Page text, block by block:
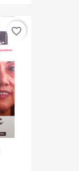
favorite_border